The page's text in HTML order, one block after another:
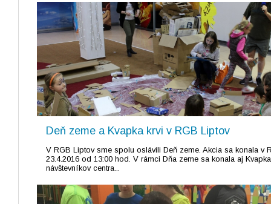
Deň zeme a Kvapka krvi v RGB Liptov
V RGB Liptov sme spolu oslávili Deň zeme. Akcia sa konala v
23.4.2016 od 13:00 hod. V rámci Dňa zeme sa konala aj
návštevníkov centra...